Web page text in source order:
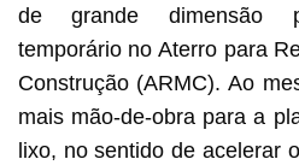
de grande dimensão
temporário no Aterro para
Construção (ARMC). Ao
mais mão-de-obra para a
lixo, no sentido de acelerar